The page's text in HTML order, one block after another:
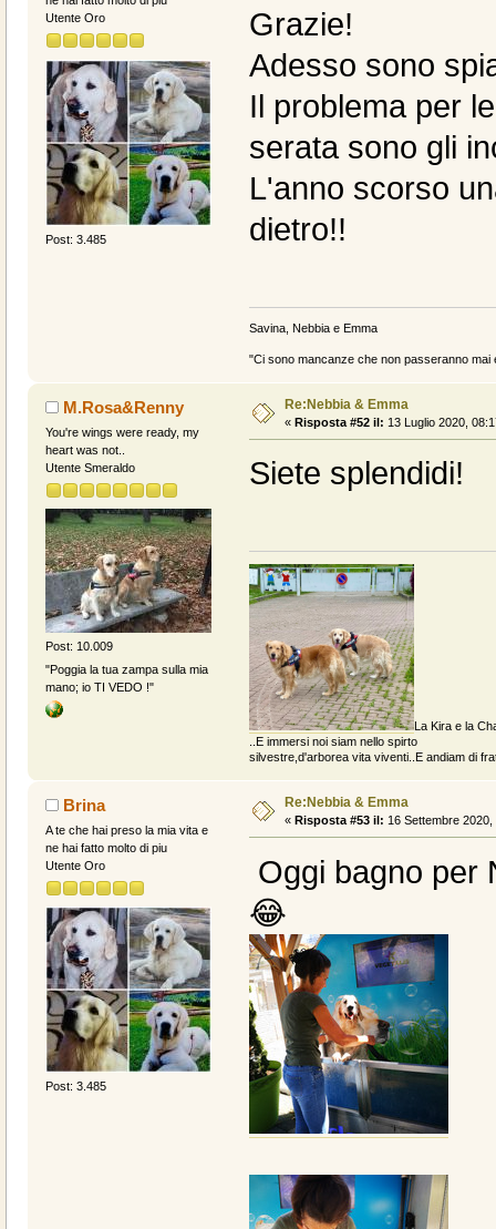
Utente Oro
Post: 3.485
Grazie!
Adesso sono
Il problema per
serata sono gli
L'anno scorso
dietro!!
Savina, Nebbia e Emma
"Ci sono mancanze che non passeranno
M.Rosa&Renny
You're wings were ready, my
heart was not..
Utente Smeraldo
Post: 10.009
"Poggia la tua zampa sulla mia
mano; io TI VEDO !"
Re:Nebbia & Emma
« Risposta #52 il: 13 Luglio 2020,
Siete splendidi!
La Kira e la
..E immersi noi siam nello spirto
silvestre,d'arborea vita viventi..E andiam di
Brina
A te che hai preso la mia vita e
ne hai fatto molto di piu
Utente Oro
Post: 3.485
Re:Nebbia & Emma
« Risposta #53 il: 16 Settembre 2020,
Oggi bagno per
😂